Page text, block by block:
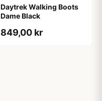
Daytrek Walking Boots
Dame Black
849,00 kr